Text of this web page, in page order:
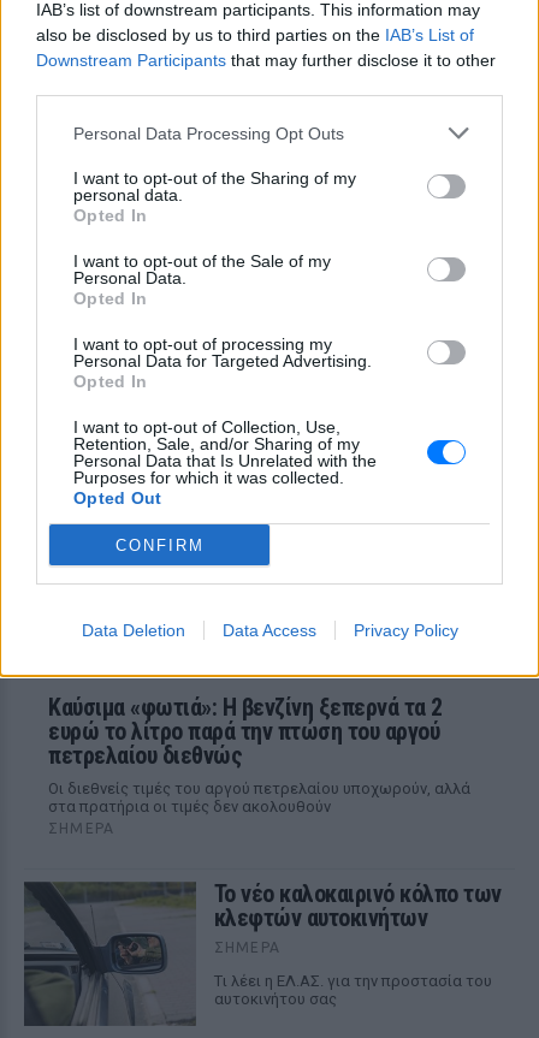
IAB’s list of downstream participants. This information may
also be disclosed by us to third parties on the IAB’s List of
Downstream Participants that may further disclose it to other
Personal Data Processing Opt Outs
I want to opt-out of the Sharing of my
personal data.
Opted In
I want to opt-out of the Sale of my
Personal Data.
Opted In
I want to opt-out of processing my
Personal Data for Targeted Advertising.
Opted In
I want to opt-out of Collection, Use,
Retention, Sale, and/or Sharing of my
Personal Data that Is Unrelated with the
Purposes for which it was collected.
Opted Out
CONFIRM
Data Deletion Data Access Privacy Policy
Ουκρανία: Βίντεο σοκ με
19χρονο να οδηγείται με τη βία
για επιστράτευση ‑ Τι είναι το
«busification»
μεταφορά άνδρα για στρατιωτική
επιστράτευση στην Ουκρανία
Πάρο: 4χρονος έχασε τη ζωή
ανασύρει
ΣΉΜΕΡΑ
του μικρού προσήχθησαν από τις αρχές -
σύμφωνα με πληροφορίες, κανείς δεν
βρισκόταν κοντά στο παιδί εκείνη την
ώρα
Καύσιμα «φωτιά»: Η βενζίνη ξεπερνά τα 2
ευρώ το λίτρο παρά την πτώση του αργού
πετρελαίου διεθνώς
Οι διεθνείς τιμές του αργού πετρελαίου υποχωρούν, αλλά
στα πρατήρια οι τιμές δεν ακολουθούν
ΣΉΜΕΡΑ
Το νέο καλοκαιρινό κόλπο των
κλεφτών αυτοκινήτων
ΣΉΜΕΡΑ
Tι λέει η ΕΛ.ΑΣ. για την προστασία του
αυτοκινήτου σας